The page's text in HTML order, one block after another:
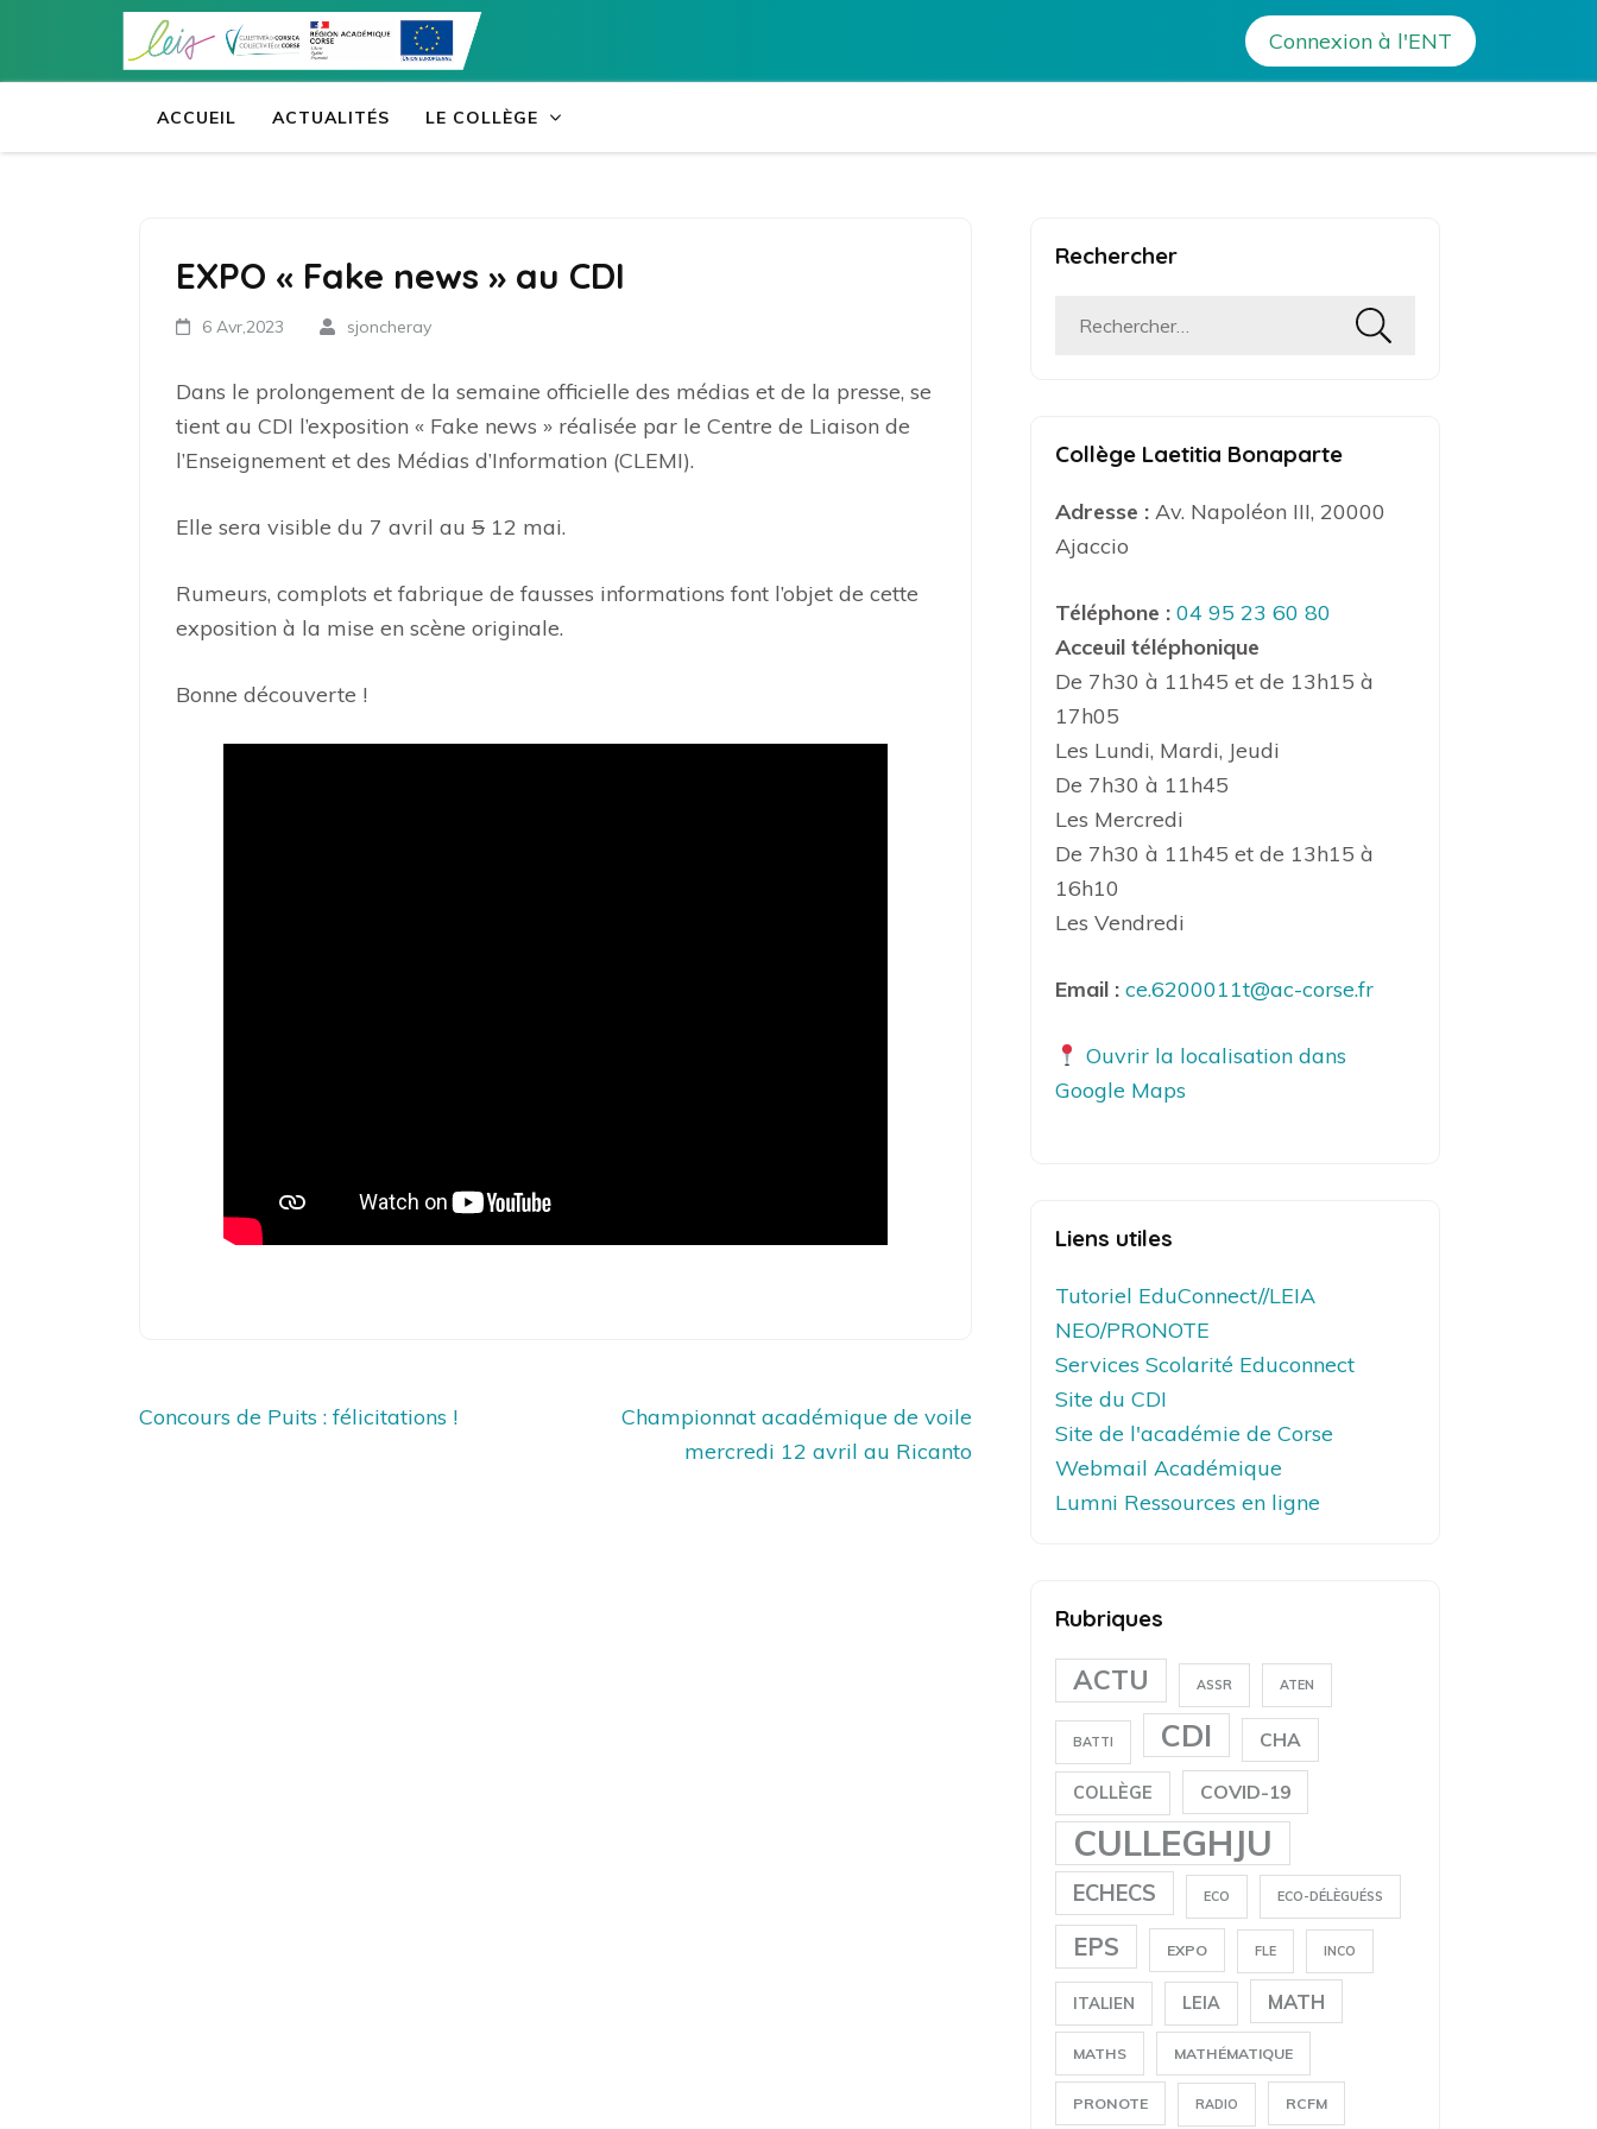
contenu
Entrée)
Collège Laetitia Bonaparte – AjaccioConnexion à l'ENT
ACCUEIL ACTUALITÉS LE COLLÈGE
EXPO « Fake news » au CDI
6 Avr,2023 sjoncheray
Dans le prolongement de la semaine officielle des médias et de la presse, se
tient au CDI l’exposition « Fake news » réalisée par le Centre de Liaison de
l’Enseignement et des Médias d’Information (CLEMI).
Elle sera visible du 7 avril au 5 12 mai.
Rumeurs, complots et fabrique de fausses informations font l’objet de cette
exposition à la mise en scène originale.
Bonne découverte !
Navigation
Concours de Puits : félicitations !
Championnat académique de voile
mercredi 12 avril au Ricanto
Rechercher
Rechercher :
Collège Laetitia Bonaparte
Adresse : Av. Napoléon III, 20000
Ajaccio
Téléphone : 04 95 23 60 80
Acceuil téléphonique
De 7h30 à 11h45 et de 13h15 à
17h05
Les Lundi, Mardi, Jeudi
De 7h30 à 11h45
Les Mercredi
De 7h30 à 11h45 et de 13h15 à
16h10
Les Vendredi
Email : ce.6200011t@ac-corse.fr
Ouvrir la localisation dans
Google Maps
Liens utiles
Tutoriel EduConnect//LEIA
NEO/PRONOTE
Services Scolarité Educonnect
Site du CDI
Site de l'académie de Corse
Webmail Académique
Lumni Ressources en ligne
Rubriques
ACTU ASSR ATEN
BATTI CDI CHA
COLLÈGE COVID-19
CULLEGHJU
ECHECS ECO ECO-DÉLÈGUÉSS
EPS EXPO FLE INCO
ITALIEN LEIA MATH
MATHS MATHÉMATIQUE
PRONOTE RADIO RCFM